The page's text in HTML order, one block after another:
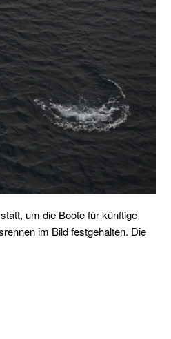
um die Boote für künftige
im Bild festgehalten. Die